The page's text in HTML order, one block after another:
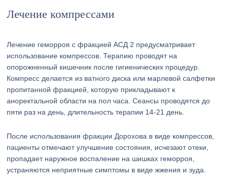
Лечение компрессами
Лечение геморроя с фракцией АСД 2 предусматривает
использование компрессов. Терапию проводят на
опорожненный кишечник после гигиенических процедур.
Компресс делается из ватного диска или марлевой салфетки
пропитанной фракцией, которую прикладывают к
аноректальной области на пол часа. Сеансы проводятся до
пяти раз на день, длительность терапии 14-21 день.
После использования фракции Дорохова в виде компрессов,
пациенты отмечают улучшение состояния, исчезают отеки,
пропадает наружное воспаление на шишках геморроя,
устраняются неприятные симптомы в виде жжения и зуда.